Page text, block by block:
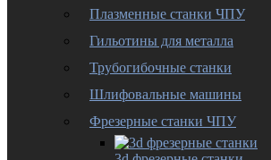
Плазменные станки ЧПУ
Гильотины для металла
Трубогибочные станки
Шлифовальные машины
Фрезерные станки ЧПУ